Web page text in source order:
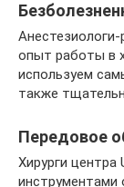
опыт работы в
используем
также
Передовое
Хирурги центра
инструментами